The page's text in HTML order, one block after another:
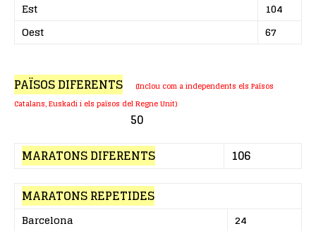
Est
104
Oest
67
PAÏSOS DIFERENTS (Inclou com a independents els Països
Catalans, Euskadi i els països del Regne Unit)
50
MARATONS DIFERENTS
106
MARATONS REPETIDES
Barcelona
24